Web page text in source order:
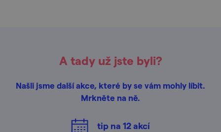
A tady už jste byli?
Našli jsme další akce, které by se vám mohly líbit.
Mrkněte na ně.
tip na 12akcí